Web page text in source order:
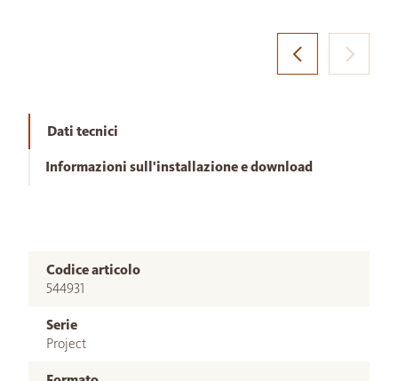
Dati tecnici
Informazioni sull'installazione e download
Codice articolo
544931
Serie
Project